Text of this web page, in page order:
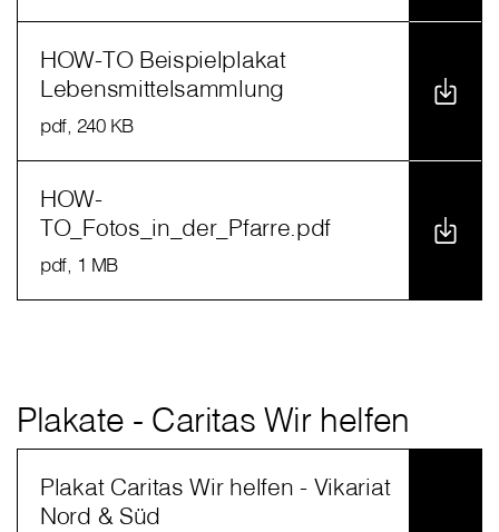
HOW-TO Beispielplakat
Lebensmittelsammlung
pdf, 240 KB
HOW-
TO_Fotos_in_der_Pfarre.pdf
pdf, 1 MB
Plakate - Caritas Wir helfen
Plakat Caritas Wir helfen - Vikariat
Nord & Süd